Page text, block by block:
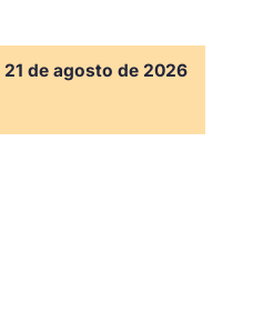
21 de agosto de 2026